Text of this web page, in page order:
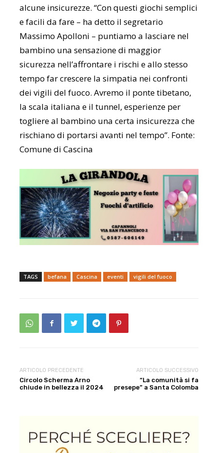
alcune insicurezze. “Con questi giochi semplici
e facili da fare – ha detto il segretario
Massimo Apolloni – puntiamo a lasciare nel
bambino una sensazione di maggior
sicurezza nell’affrontare i rischi e allo stesso
tempo far crescere la simpatia nei confronti
dei vigili del fuoco. Avremo il ponte tibetano,
la scala italiana e il tunnel, esperienze per
togliere al bambino una certa insicurezza che
rischiano di portarsi avanti nel tempo”. Fonte:
Comune di Cascina
TAGS befana Cascina eventi vigili del fuoco
ARTICOLO PRECEDENTE
Circolo Scherma Arno
chiude in bellezza il 2024
ARTICOLO SUCCESSIVO
“La comunità si fa
presepe” a Santa Colomba